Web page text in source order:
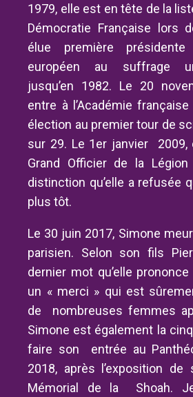
1979, elle est en tête de la
Démocratie Française lors
élue première
européen au suffrage
jusqu’en 1982. Le 20
entre à l’Académie
élection au premier tour de
sur 29. Le 1er janvier 2009,
Grand Officier de la Légion
distinction qu’elle a refusée
plus tôt.
Le 30 juin 2017, Simone
parisien. Selon son fils
dernier mot qu’elle
un « merci » qui est
de nombreuses femmes
Simone est également la
faire son entrée au
2018, après l’exposition
Mémorial de la Shoah.